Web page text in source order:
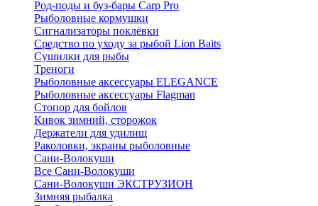
Род-поды и буз-бары Carp Pro
Рыболовные кормушки
Сигнализаторы поклёвки
Средство по уходу за рыбой Lion Baits
Сушилки для рыбы
Треноги
Рыболовные аксессуары ELEGANCE
Рыболовные аксессуары Flagman
Стопор для бойлов
Кивок зимний, сторожок
Держатели для удилищ
Раколовки, экраны рыболовные
Сани-Волокуши
Все Сани-Волокуши
Сани-Волокуши ЭКСТРУЗИОН
Зимняя рыбалка